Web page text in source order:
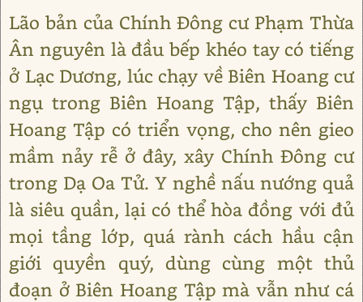
Lão bản của Chính Đông cư Phạm Thừa
Ân nguyên là đầu bếp khéo tay có tiếng
ở Lạc Dương, lúc chạy về Biên Hoang cư
ngụ trong Biên Hoang Tập, thấy Biên
Hoang Tập có triển vọng, cho nên gieo
mầm nảy rễ ở đây, xây Chính Đông cư
trong Dạ Oa Tử. Y nghề nấu nướng quả
là siêu quần, lại có thể hòa đồng với đủ
mọi tầng lớp, quá rành cách hầu cận
giới quyền quý, dùng cùng một thủ
đoạn ở Biên Hoang Tập mà vẫn như cá